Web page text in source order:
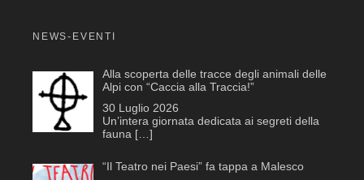
NEWS-EVENTI
Alla scoperta delle tracce degli animali delle
Alpi con “Caccia alla Traccia!”
30 Luglio 2026
Un’intera giornata dedicata ai segreti della
fauna […]
“Il Teatro nei Paesi” fa tappa a Malesco